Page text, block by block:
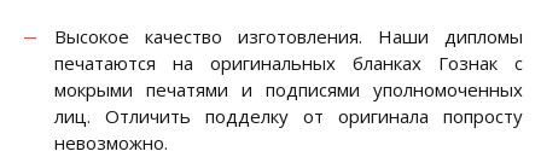
Высокое качество изготовления. Наши дипломы
печатаются на оригинальных бланках Гознак с
мокрыми печатями и подписями уполномоченных
лиц. Отличить подделку от оригинала попросту
невозможно.